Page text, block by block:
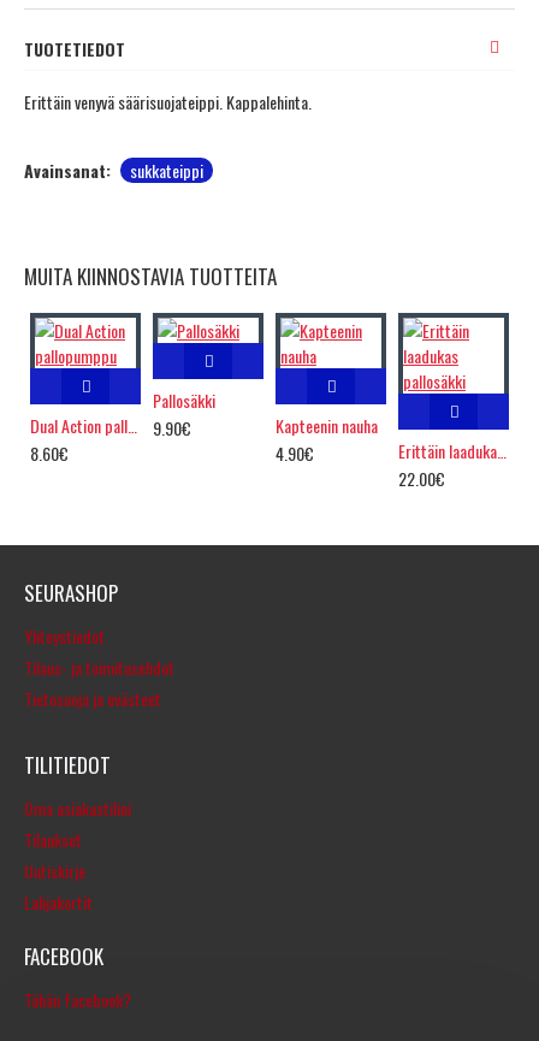
TUOTETIEDOT
Erittäin venyvä säärisuojateippi. Kappalehinta.
Avainsanat: sukkateippi
MUITA KIINNOSTAVIA TUOTTEITA
8.60€
Pallosäkki
9.90€
Kapteenin nauha
4.90€
Erittäin laadukas pallosäkki
22.00€
SEURASHOP
Yhteystiedot
Tilaus- ja toimitusehdot
Tietosuoja ja evästeet
TILITIEDOT
Oma asiakastilini
Tilaukset
Uutiskirje
Lahjakortit
FACEBOOK
Tähän facebook?